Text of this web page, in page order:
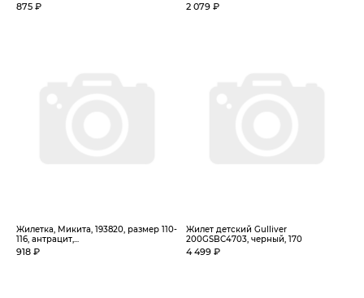
875 ₽ 2 079 ₽
Жилетка, Микита, 193820, размер 110-
116, антрацит,...
918 ₽
Жилет детский Gulliver
200GSBC4703, черный, 170
4 499 ₽